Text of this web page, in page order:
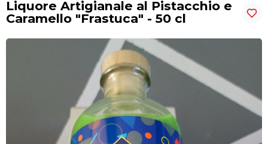
Liquore Artigianale al Pistacchio e
Caramello "Frastuca" - 50 cl